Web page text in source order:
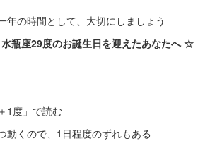
年の時間として、大切にしましょう
瓶座29度のお誕生日を迎えたあなたへ ☆
1度」で読む
動くので、1日程度のずれもある